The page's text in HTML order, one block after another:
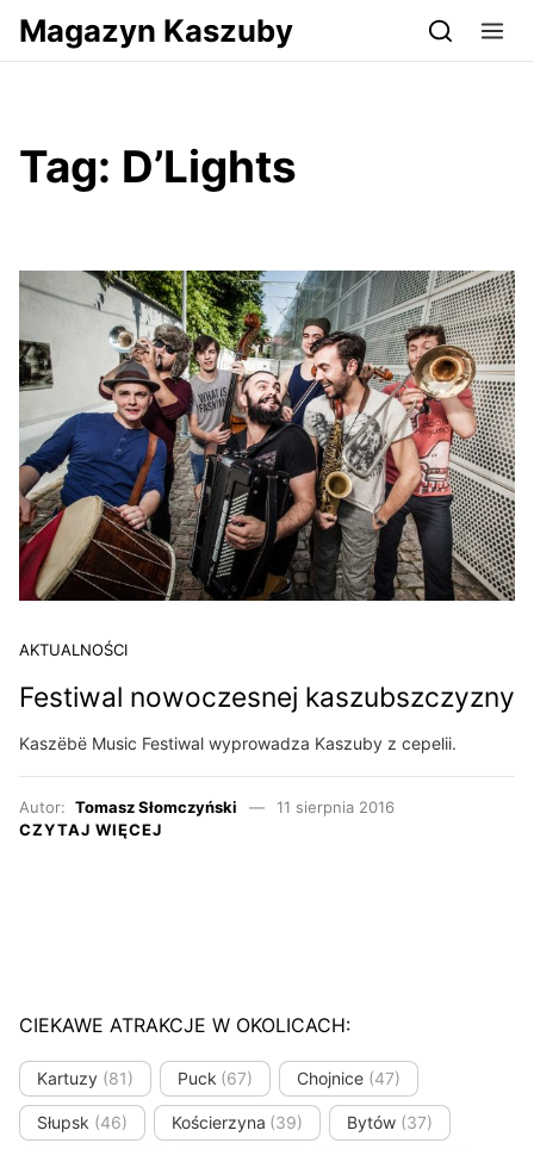
Przejdź do serwisu magazynkaszuby.pl
Magazyn Kaszuby
Tag: D’Lights
AKTUALNOŚCI
Festiwal nowoczesnej kaszubszczyzny
Kaszëbë Music Festiwal wyprowadza Kaszuby z cepelii.
Autor: Tomasz Słomczyński
11 sierpnia 2016
CZYTAJ WIĘCEJ
CIEKAWE ATRAKCJE W OKOLICACH:
Kartuzy (81) Puck (67) Chojnice (47)
Słupsk (46) Kościerzyna (39) Bytów (37)